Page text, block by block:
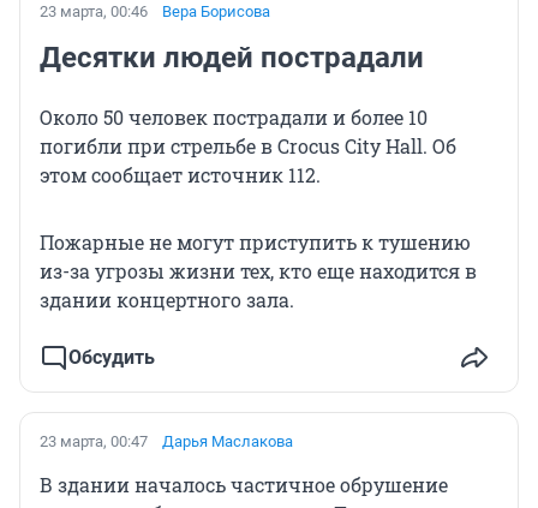
23 марта, 00:46 Вера Борисова
Десятки людей пострадали
Около 50 человек пострадали и более 10
погибли при стрельбе в Crocus City Hall. Об
этом сообщает источник 112.
Пожарные не могут приступить к тушению
из-за угрозы жизни тех, кто еще находится в
здании концертного зала.
Обсудить
23 марта, 00:47 Дарья Маслакова
В здании началось частичное обрушение